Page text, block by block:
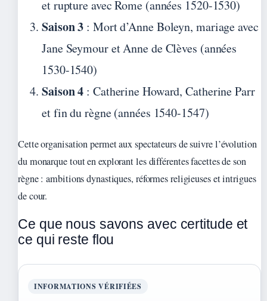
et rupture avec Rome (années 1520-1530)
Saison 3 : Mort d’Anne Boleyn, mariage avec
Jane Seymour et Anne de Clèves (années
1530-1540)
Saison 4 : Catherine Howard, Catherine Parr
et fin du règne (années 1540-1547)
Cette organisation permet aux spectateurs de suivre l’évolution
du monarque tout en explorant les différentes facettes de son
règne : ambitions dynastiques, réformes religieuses et intrigues
de cour.
Ce que nous savons avec certitude et
ce qui reste flou
INFORMATIONS VÉRIFIÉES